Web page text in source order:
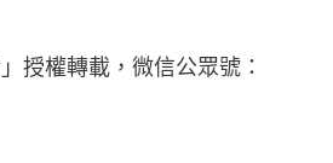
授權轉載，微信公眾號：